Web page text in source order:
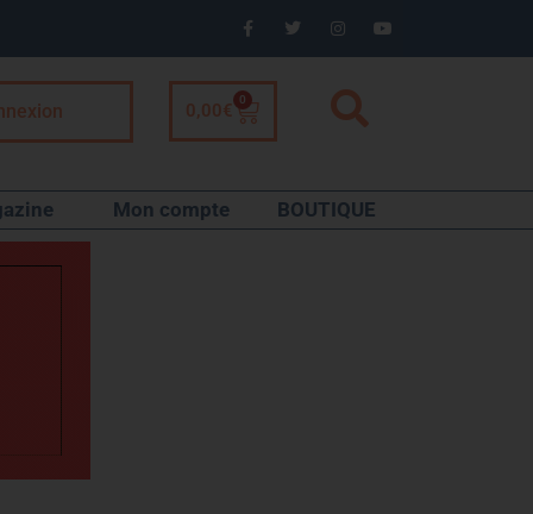
0,00€
0
Mon compte BOUTIQUE